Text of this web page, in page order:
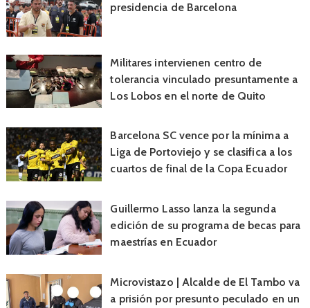
presidencia de Barcelona
Militares intervienen centro de
tolerancia vinculado presuntamente a
Los Lobos en el norte de Quito
Barcelona SC vence por la mínima a
Liga de Portoviejo y se clasifica a los
cuartos de final de la Copa Ecuador
Guillermo Lasso lanza la segunda
edición de su programa de becas para
maestrías en Ecuador
Microvistazo | Alcalde de El Tambo va
a prisión por presunto peculado en un